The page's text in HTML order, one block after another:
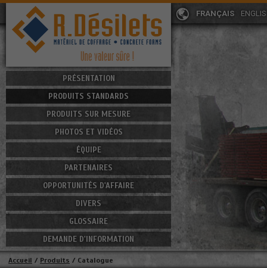
PRÉSENTATION
PRODUITS STANDARDS
PRODUITS SUR MESURE
PHOTOS ET VIDÉOS
ÉQUIPE
PARTENAIRES
OPPORTUNITÉS D'AFFAIRE
DIVERS
GLOSSAIRE
DEMANDE D'INFORMATION
FRANÇAIS
Accueil / Produits / Catalogue